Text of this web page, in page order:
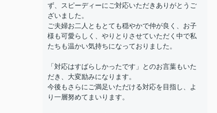
ず、スピーディーにご対応いただきありがとうご
ざいました。
ご夫婦お二人ともとても穏やかで仲が良く、お子
様も可愛らしく、やりとりさせていただく中で私
たちも温かい気持ちになっておりました。
「対応はすばらしかったです」とのお言葉もいた
だき、大変励みになります。
今後もさらにご満足いただける対応を目指し、よ
り一層努めてまいります。